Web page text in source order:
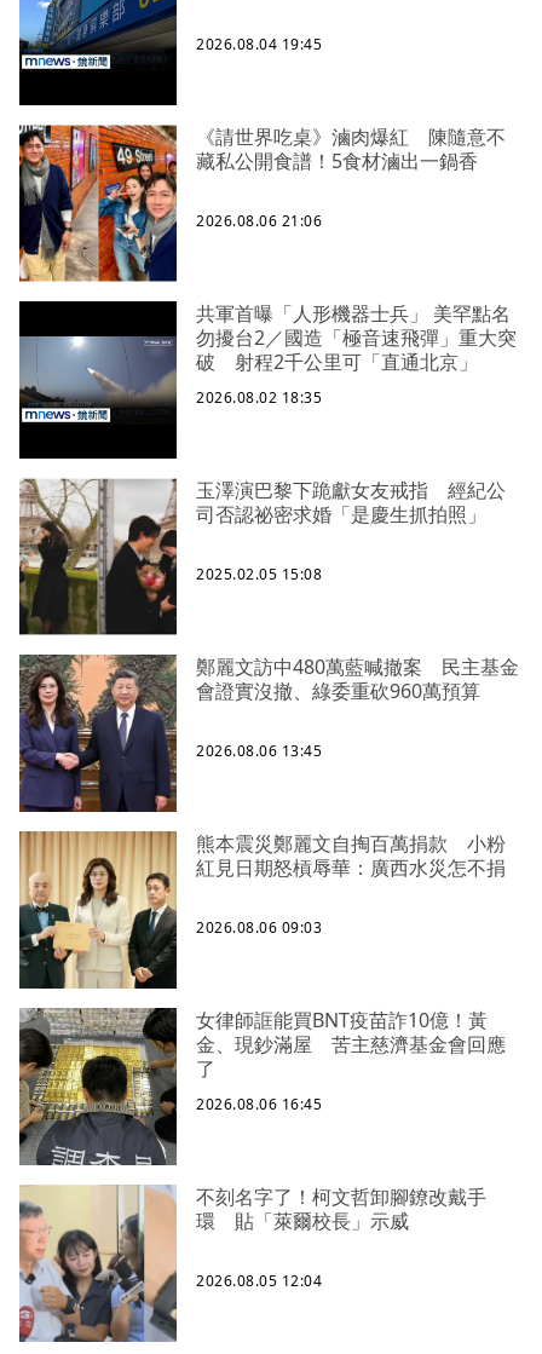
2026.08.04 19:45
《請世界吃桌》滷肉爆紅 陳隨意不
藏私公開食譜！5食材滷出一鍋香
2026.08.06 21:06
共軍首曝「人形機器士兵」 美罕點名
勿擾台2／國造「極音速飛彈」重大突
破 射程2千公里可「直通北京」
2026.08.02 18:35
玉澤演巴黎下跪獻女友戒指 經紀公
司否認祕密求婚「是慶生抓拍照」
2025.02.05 15:08
鄭麗文訪中480萬藍喊撤案 民主基金
會證實沒撤、綠委重砍960萬預算
2026.08.06 13:45
熊本震災鄭麗文自掏百萬捐款 小粉
紅見日期怒槓辱華：廣西水災怎不捐
2026.08.06 09:03
女律師誆能買BNT疫苗詐10億！黃
金、現鈔滿屋 苦主慈濟基金會回應
了
2026.08.06 16:45
不刻名字了！柯文哲卸腳鐐改戴手
環 貼「萊爾校長」示威
2026.08.05 12:04